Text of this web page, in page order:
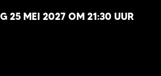
25 MEI 2027 OM 21:30 UUR